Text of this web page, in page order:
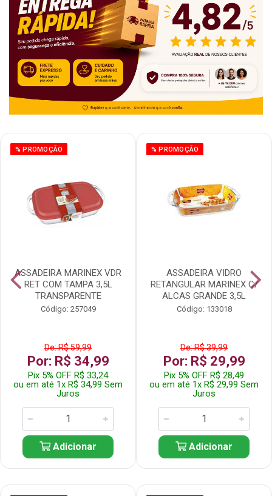
% PROMOÇÃO
ASSADEIRA MARINEX VDR
RET COM TAMPA 3,5L
TRANSPARENTE
Código: 257049
De: R$ 59,99
Por: R$ 34,99
Pix 5% OFF R$ 33,24
ou em até 1x R$ 34,99 Sem
Juros
Adicionar
% PROMOÇÃO
ASSADEIRA VIDRO
RETANGULAR MARINEX C/
ALCAS GRANDE 3,5L
Código: 133018
De: R$ 39,99
Por: R$ 29,99
Pix 5% OFF R$ 28,49
ou em até 1x R$ 29,99 Sem
Juros
Adicionar